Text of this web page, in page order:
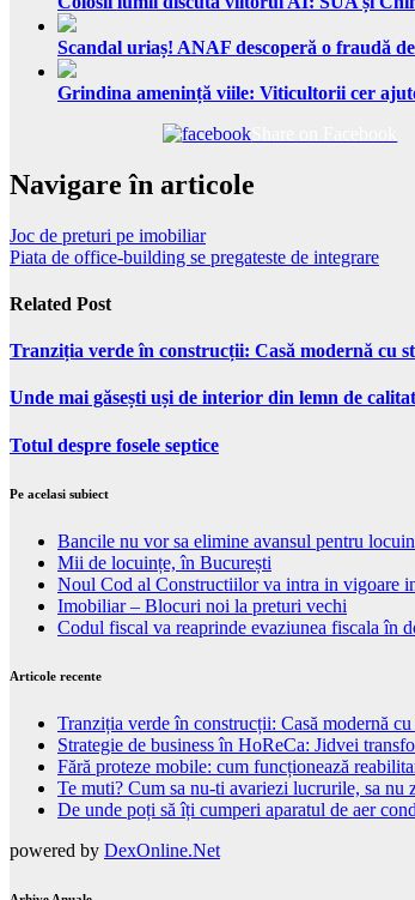
Scandal uriaș! ANAF descoperă o fraudă
Grindina amenință viile: Viticultorii cer
Navigare în articole
Joc de preturi pe imobiliar
Piata de office-building se pregateste de integrare
Related Post
Tranziția verde în construcții: Casă modernă cu
Unde mai găsești uși de interior din lemn de
Totul despre fosele septice
Pe acelasi subiect
Bancile nu vor sa elimine avansul pentru
Mii de locuințe, în București
Noul Cod al Constructiilor va intra in vigoare
Imobiliar – Blocuri noi la preturi vechi
Codul fiscal va reaprinde evaziunea fiscala în
Articole recente
Tranziția verde în construcții: Casă modernă
Strategie de business în HoReCa: Jidvei
Fără proteze mobile: cum funcționează
Te muti? Cum sa nu-ti avariezi lucrurile, sa nu
De unde poți să îți cumperi aparatul de aer
powered by DexOnline.Net